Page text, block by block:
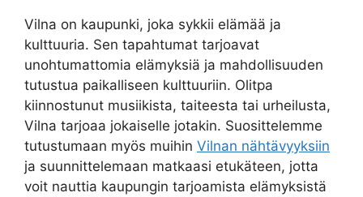
Vilna on kaupunki, joka sykkii elämää ja
kulttuuria. Sen tapahtumat tarjoavat
unohtumattomia elämyksiä ja mahdollisuuden
tutustua paikalliseen kulttuuriin. Olitpa
kiinnostunut musiikista, taiteesta tai urheilusta,
Vilna tarjoaa jokaiselle jotakin. Suosittelemme
tutustumaan myös muihin Vilnan nähtävyyksiin
ja suunnittelemaan matkaasi etukäteen, jotta
voit nauttia kaupungin tarjoamista elämyksistä